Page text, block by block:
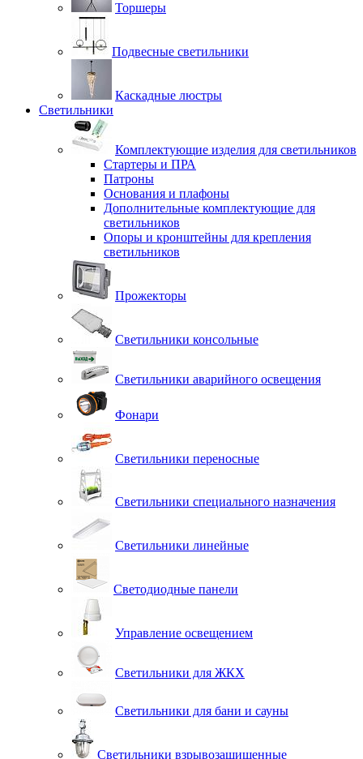
Торшеры
Подвесные светильники
Каскадные люстры
Светильники
Комплектующие изделия для светильников
Стартеры и ПРА
Патроны
Основания и плафоны
Дополнительные комплектующие для
светильников
Опоры и кронштейны для крепления
светильников
Прожекторы
Светильники консольные
Светильники аварийного освещения
Фонари
Светильники переносные
Светильники специального назначения
Светильники линейные
Светодиодные панели
Управление освещением
Светильники для ЖКХ
Светильники для бани и сауны
Светильники взрывозащищенные